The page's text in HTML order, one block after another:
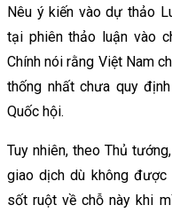
Nêu ý kiến vào dự thảo
tại phiên thảo luận vào
Chính nói rằng Việt Nam
thống nhất chưa quy
Quốc hội.
Tuy nhiên, theo Thủ
giao dịch dù không được
sốt ruột về chỗ này khi